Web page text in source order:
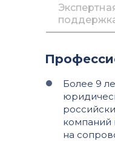
Более 9
компаний
на